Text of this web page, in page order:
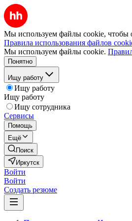
Мы используем файлы cookie, чтобы
Правила использования файлов
Мы используем файлы cookie.
Понятно
Ищу работу
Ищу работу
Ищу работу
Ищу сотрудника
Сервисы
Помощь
Ещё
Поиск
Иркутск
Войти
Войти
Создать резюме